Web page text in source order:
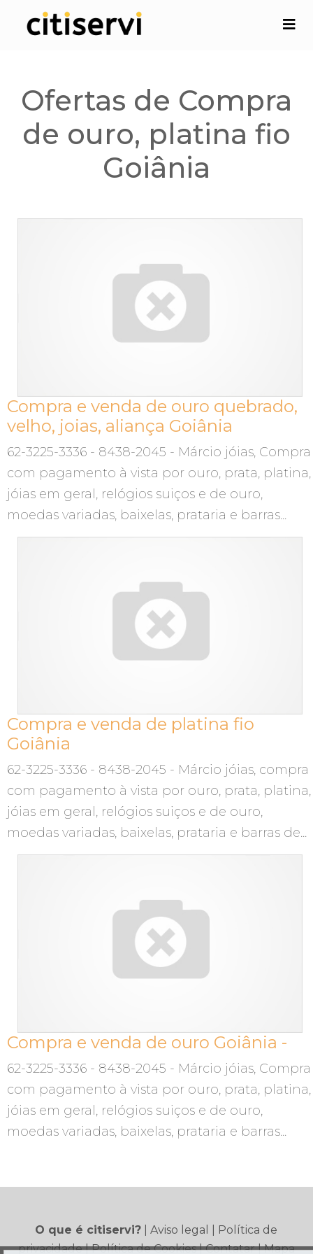
Ofertas de Compra
de ouro, platina fio
Goiânia
Compra e venda de ouro quebrado,
velho, joias, aliança Goiânia
62-3225-3336 - 8438-2045 - Márcio jóias, Compra
com pagamento à vista por ouro, prata, platina,
jóias em geral, relógios suiços e de ouro,
moedas variadas, baixelas, prataria e barras...
Compra e venda de platina fio
Goiânia
62-3225-3336 - 8438-2045 - Márcio jóias, compra
com pagamento à vista por ouro, prata, platina,
jóias em geral, relógios suiços e de ouro,
moedas variadas, baixelas, prataria e barras de...
Compra e venda de ouro Goiânia -
62-3225-3336 - 8438-2045 - Márcio jóias, Compra
com pagamento à vista por ouro, prata, platina,
jóias em geral, relógios suiços e de ouro,
moedas variadas, baixelas, prataria e barras...
O que é citiservi? |Aviso legal
Política de
privacidade|Política de Cookies|Contatar|Mapa